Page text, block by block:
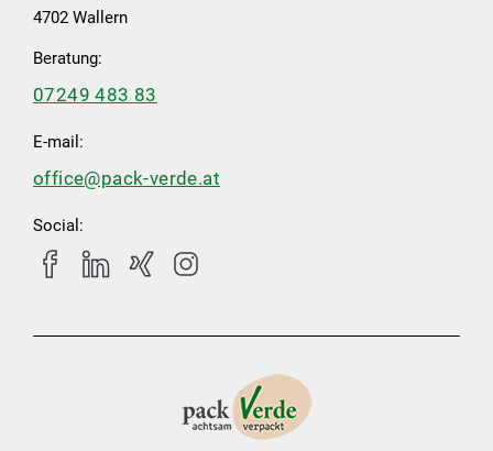
4702 Wallern
Beratung:
07249 483 83
E-mail:
office@pack-verde.at
Social: